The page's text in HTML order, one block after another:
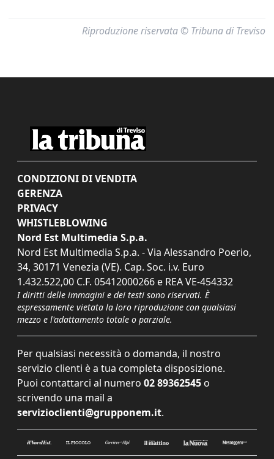
Riproduzione riservata © Tribuna di Treviso
CONDIZIONI DI VENDITA
GERENZA
PRIVACY
WHISTLEBLOWING
Nord Est Multimedia S.p.a.
Nord Est Multimedia S.p.a. - Via Alessandro Poerio,
34, 30171 Venezia (VE). Cap. Soc. i.v. Euro
1.432.522,00 C.F. 05412000266 e REA VE-454332
I diritti delle immagini e dei testi sono riservati. È
espressamente vietata la loro riproduzione con qualsiasi
mezzo e l'adattamento totale o parziale.
Per qualsiasi necessità o domanda, il nostro
servizio clienti è a tua completa disposizione.
Puoi contattarci al numero 02 89362545 o
scrivendo una mail a
servizioclienti@grupponem.it.